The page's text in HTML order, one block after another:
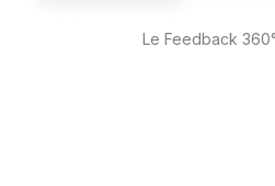
Le Feedback